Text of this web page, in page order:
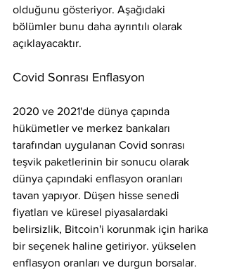
olduğunu gösteriyor. Aşağıdaki
bölümler bunu daha ayrıntılı olarak
açıklayacaktır.
Covid Sonrası Enflasyon
2020 ve 2021'de dünya çapında
hükümetler ve merkez bankaları
tarafından uygulanan Covid sonrası
teşvik paketlerinin bir sonucu olarak
dünya çapındaki enflasyon oranları
tavan yapıyor. Düşen hisse senedi
fiyatları ve küresel piyasalardaki
belirsizlik, Bitcoin'i korunmak için harika
bir seçenek haline getiriyor. yükselen
enflasyon oranları ve durgun borsalar.